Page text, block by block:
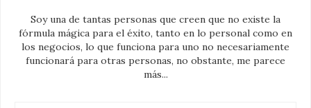
Soy una de tantas personas que creen que no existe la
fórmula mágica para el éxito, tanto en lo personal como en
los negocios, lo que funciona para uno no necesariamente
funcionará para otras personas, no obstante, me parece
más...